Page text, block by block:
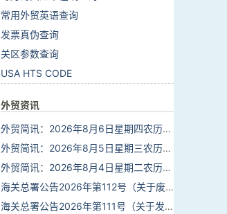
常用外贸英语查询
发票真伪查询
关区参数查询
USA HTS CODE
外贸资讯
外贸简讯：2026年8月6日星期四农历六月廿四
外贸简讯：2026年8月5日星期三农历六月廿三
外贸简讯：2026年8月4日星期二农历六月廿二
海关总署公告2026年第112号（关于废止部分卫生检疫类规范性文件的公告）
海关总署公告2026年第111号（关于发布《进出境动植物检疫处理监督管理工作规定》《进出境卫生处理监督管理工作规定》的公告）